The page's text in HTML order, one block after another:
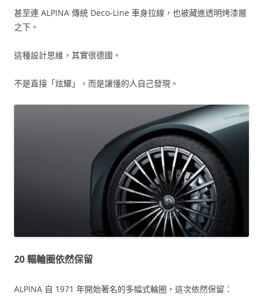
甚至連 ALPINA 傳統 Deco-Line 車身拉線，也被藏進透明烤漆層
之下。
這種設計思維，其實很德國。
不是直接「炫耀」，而是讓懂的人自己發現。
20 輻輪圈依然保留
ALPINA 自 1971 年開始著名的多幅式輪圈，這次依然保留：